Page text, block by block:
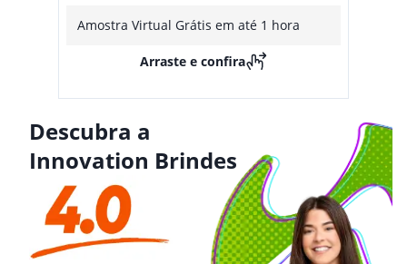
Amostra Virtual Grátis em até 1 hora
Arraste e confira
Descubra a
Innovation Brindes